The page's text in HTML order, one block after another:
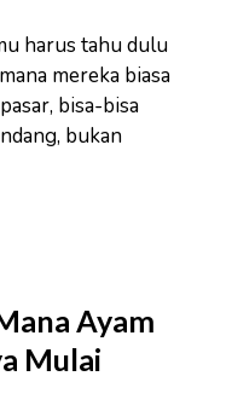
harus tahu dulu
mereka biasa
bisa-bisa
bukan
Ayam
Mulai